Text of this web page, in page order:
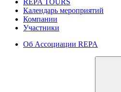
REPA TOURS
Календарь мероприятий
Компании
Участники
Об Ассоциации REPA